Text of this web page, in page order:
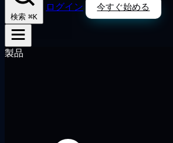
検索 ⌘K
ログイン 今すぐ始める
製品